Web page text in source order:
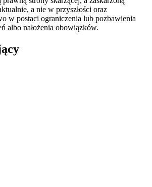
a nie w przyszłości oraz
w postaci ograniczenia lub pozbawienia
albo nałożenia obowiązków.